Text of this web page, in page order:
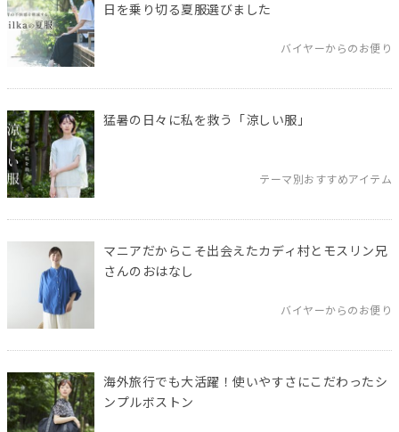
日を乗り切る夏服選びました
バイヤーからのお便り
猛暑の日々に私を救う「涼しい服」
テーマ別おすすめアイテム
マニアだからこそ出会えたカディ村とモスリン兄
さんのおはなし
バイヤーからのお便り
海外旅行でも大活躍！使いやすさにこだわったシ
ンプルボストン